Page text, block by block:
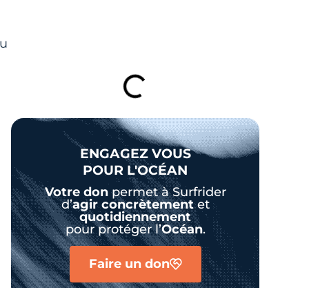
ENGAGEZ VOUS
POUR L'OCÉAN
Votre donpermet à Surfrider
d’agir concrètementet
quotidiennement
pour protéger l’Océan.
Faire un don